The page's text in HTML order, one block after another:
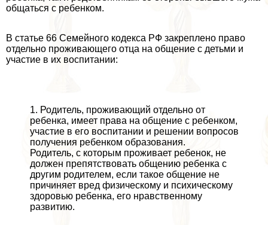
общаться с ребенком.
В статье 66 Семейного кодекса РФ закреплено право
отдельно проживающего отца на общение с детьми и
участие в их воспитании:
1. Родитель, проживающий отдельно от
ребенка, имеет права на общение с ребенком,
участие в его воспитании и решении вопросов
получения ребенком образования.
Родитель, с которым проживает ребенок, не
должен препятствовать общению ребенка с
другим родителем, если такое общение не
причиняет вред физическому и психическому
здоровью ребенка, его нравственному
развитию.